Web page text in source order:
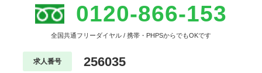
0120-866-153
全国共通フリーダイヤル / 携帯・PHPSからでもOKです
求人番号 256035